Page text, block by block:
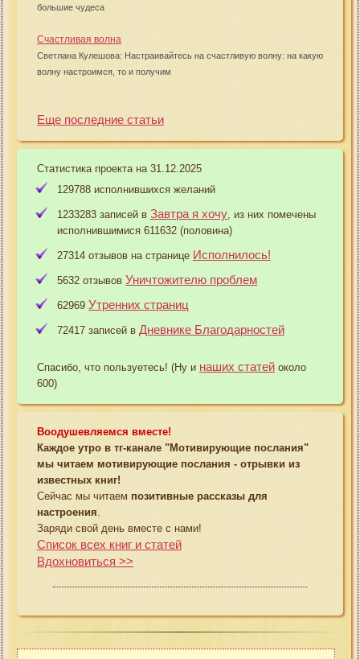
большие чудеса
Счастливая волна
Светлана Кулешова: Настраивайтесь на счастливую волну: на какую
волну настроимся, то и получим
Еще последние статьи
Статистика проекта на 31.12.2025
129788 исполнившихся желаний
1233283 записей в Завтра я хочу , из них помечены
исполнившимися 611632 (половина)
27314 отзывов на странице Исполнилось!
5632 отзывов Уничтожителю проблем
62969 Утренних страниц
72417 записей в Дневнике Благодарностей
Спасибо, что пользуетесь! (Ну и наших статей около
600)
Воодушевляемся вместе!
Каждое утро в тг-канале "Мотивирующие послания"
мы читаем мотивирующие послания - отрывки из
известных книг!
Сейчас мы читаем позитивные рассказы для
настроения
Заряди свой день вместе с нами!
Список всех книг и статей
Вдохновиться >>